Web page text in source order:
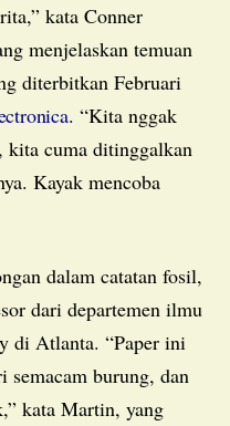
menjelaskan temuan
diterbitkan Februari
. “Kita nggak
kita cuma ditinggalkan
Kayak mencoba
dari departemen ilmu
di Atlanta. “Paper ini
semacam burung, dan
kata Martin, yang